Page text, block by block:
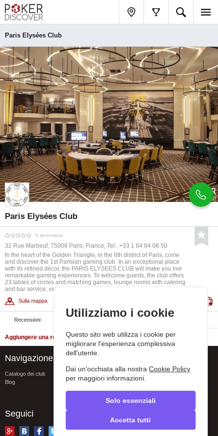
Paris Elysées Club
Paris Elysées Club
0 recensioni
32 Rue Marbeuf, 75008 Paris, France, Tel.: +33 1 84 84 08 50
In the heart of the Golden Triangle, in the 8th district of Paris, come
and discover the 1st Parisian gaming club. In an exceptional place
with its refined décor, the PARIS ELYSEES CLUB will make you live
remarkable gaming experiences. To welcome guests, the club offers
23 tables of circles and matching games, lounge rooms with catering
and bar service, valet service.
Sulla mappa
Recensioni
Aggiungere una recensione
Navigazione
Catalogo dei club
Blog
Contatti
Segnala un errore
Privacy policy
Seguici
Utilizziamo i cookie
Questo sito web utilizza i cookie per
migliorare l'esperienza complessiva
dell'utente.
Dai un'occhiata alla nostraCookie Policy
per maggiori informazioni.
Solo essenziali
Accetta tutti